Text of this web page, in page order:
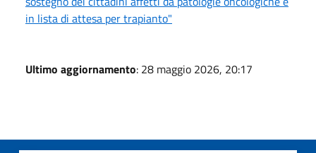
in lista di attesa per trapianto"
Ultimo aggiornamento: 28 maggio 2026, 20:17